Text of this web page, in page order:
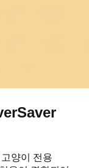
양이 전용